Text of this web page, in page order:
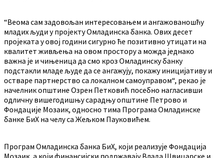
“Веома сам задовољан интересовањем и ангажованошћу
младих људи у пројекту Омладинска банка. Ових десет
пројеката у овој години сигурно ће позитивно утицати на
квалитет живљења на овом простору а можда једнако
важна је и чињеница да смо кроз Омладинску банку
подстакли младе људе да се ангажују, покажу иницијативу и
остваре партнерство са локалном самоуправом“, рекао је
начелник општине Озрен Петковић посебно нагласивши
одличну вишегодишњу сарадњу општине Петрово и
Фондације Мозаик, односно тима Програма Омладинске
банке БиХ на челу са Жељком Пауковићем.
Програм Омладинска банка БиХ, који реализује Фондација
Мозаик, а који финансијски подржавају Влада Швицарске и